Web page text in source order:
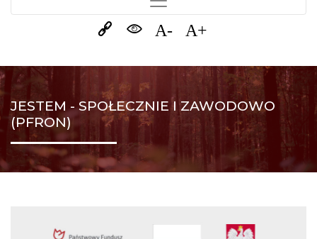
JESTEM - SPOŁECZNIE I ZAWODOWO
(PFRON)